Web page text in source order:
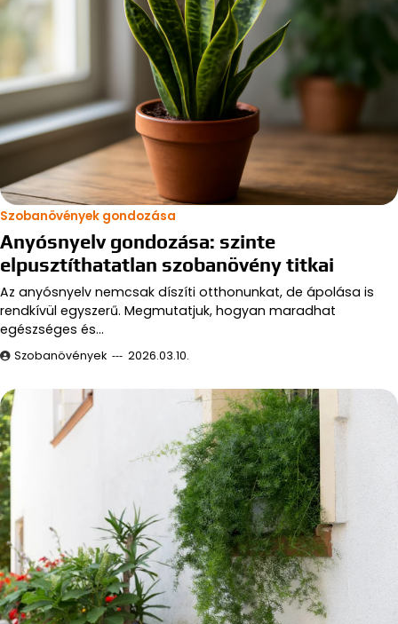
Szobanövények gondozása
Anyósnyelv gondozása: szinte
elpusztíthatatlan szobanövény titkai
Az anyósnyelv nemcsak díszíti otthonunkat, de ápolása is
rendkívül egyszerű. Megmutatjuk, hogyan maradhat
egészséges és…
Szobanövények 2026.03.10.